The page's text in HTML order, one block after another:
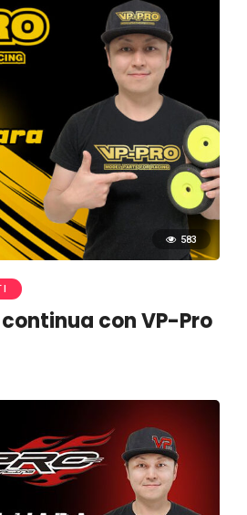
583
con VP-Pro